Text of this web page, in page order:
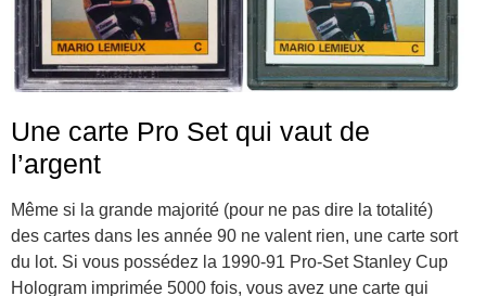
Une carte Pro Set qui vaut de
l’argent
Même si la grande majorité (pour ne pas dire la totalité)
des cartes dans les année 90 ne valent rien, une carte sort
du lot. Si vous possédez la 1990-91 Pro-Set Stanley Cup
Hologram imprimée 5000 fois, vous avez une carte qui